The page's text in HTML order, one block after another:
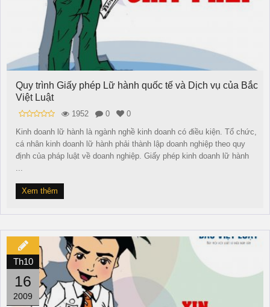
Quy trình Giấy phép Lữ hành quốc tế và Dịch vụ của Bắc
Việt Luật
1952 0
0
Kinh doanh lữ hành là ngành nghề kinh doanh có điều kiện. Tổ chức,
cá nhân kinh doanh lữ hành phải thành lập doanh nghiệp theo quy
định của pháp luật về doanh nghiệp. Giấy phép kinh doanh lữ hành
Xem thêm
Th10
16
2009